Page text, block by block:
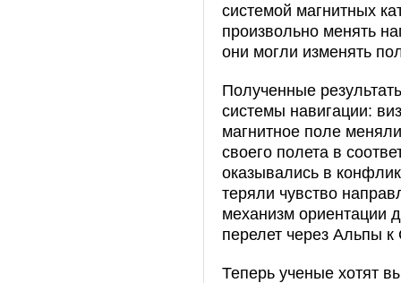
системой магнитных
произвольно менять
они могли изменять
Полученные
системы навигации:
магнитное поле
своего полета в
оказывались в
теряли чувство
механизм ориентации
перелет через Альпы
Теперь ученые хотят